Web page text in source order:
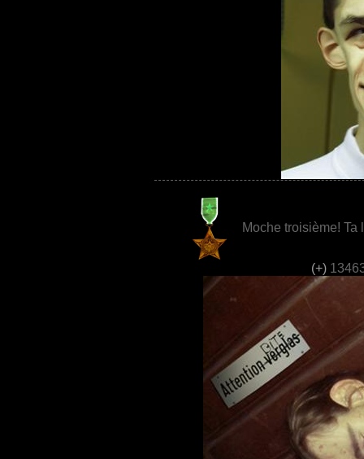
Moche troisième! Ta
(+)